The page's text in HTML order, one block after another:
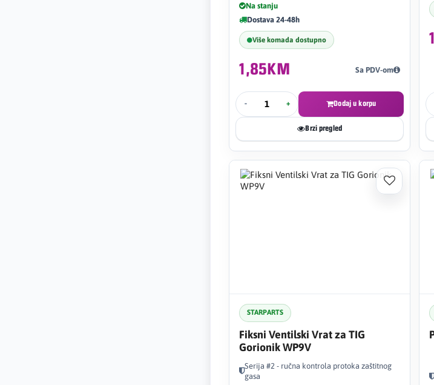
Na stanju
Dostava 24-48h
Više komada dostupno
1,85KM Sa PDV-om
- + Dodaj u korpu
Brzi pregled
STARPARTS
Fiksni Ventilski Vrat za TIG
Gorionik WP9V
Serija #2 - ručna kontrola protoka zaštitnog
gasa